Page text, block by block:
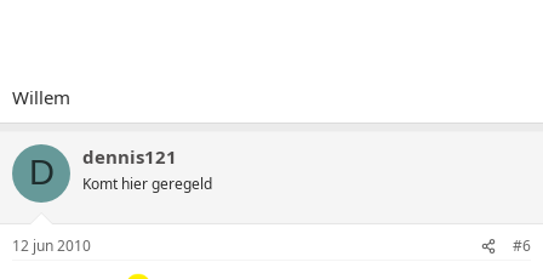
Willem
D dennis121
Komt hier geregeld
12 jun 2010 #6